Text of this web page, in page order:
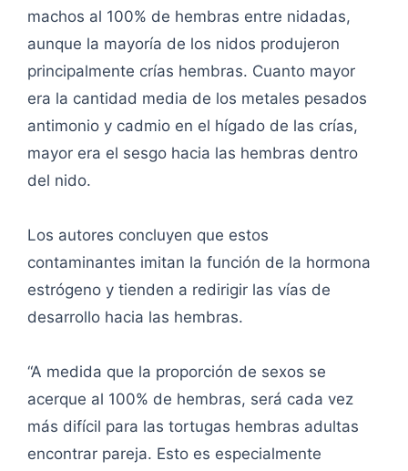
machos al 100% de hembras entre nidadas,
aunque la mayoría de los nidos produjeron
principalmente crías hembras. Cuanto mayor
era la cantidad media de los metales pesados
antimonio y cadmio en el hígado de las crías,
mayor era el sesgo hacia las hembras dentro
del nido.
Los autores concluyen que estos
contaminantes imitan la función de la hormona
estrógeno y tienden a redirigir las vías de
desarrollo hacia las hembras.
“A medida que la proporción de sexos se
acerque al 100% de hembras, será cada vez
más difícil para las tortugas hembras adultas
encontrar pareja. Esto es especialmente